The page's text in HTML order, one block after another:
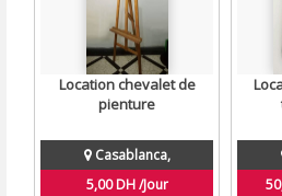
Location chevalet de
pienture
Casablanca,
5,00 DH /Jour